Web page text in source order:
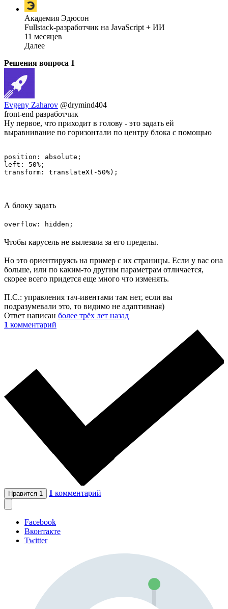
Академия Эдюсон
Fullstack-разработчик на JavaScript + ИИ
11 месяцев
Далее
Решения вопроса 1
Evgeny Zaharov @drymind404
front-end разработчик
Ну первое, что приходит в голову - это задать ей
выравнивание по горизонтали по центру блока с помощью
position: absolute;
left: 50%;
transform: translateX(-50%);
А блоку задать
overflow: hidden;
Чтобы карусель не вылезала за его пределы.
Но это ориентируясь на пример с их страницы. Если у вас она
больше, или по каким-то другим параметрам отличается,
скорее всего придется еще много что изменять.
П.С.: управления тач-ивентами там нет, если вы
подразумевали это, то видимо не адаптивная)
Ответ написан более трёх лет назад
1 комментарий
Нравится 1 1 комментарий
Facebook
Вконтакте
Twitter